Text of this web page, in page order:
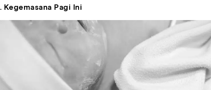
Kegemasana Pagi Ini